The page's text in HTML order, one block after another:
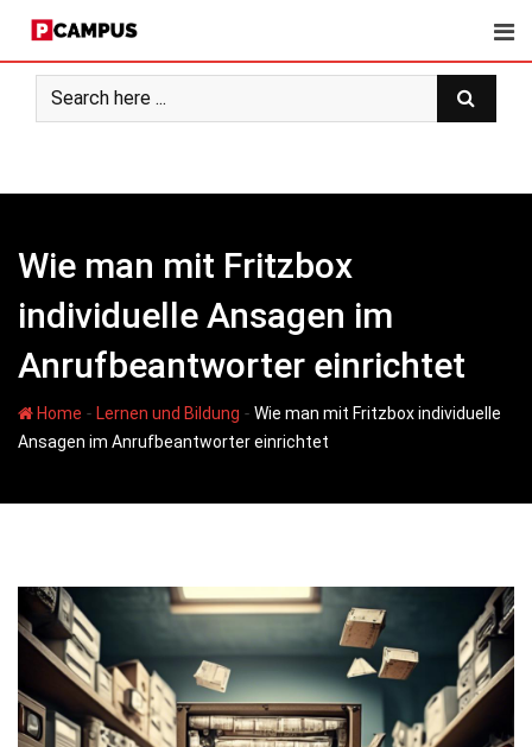
content
Wie man mit Fritzbox
individuelle Ansagen im
Anrufbeantworter einrichtet
Home - Lernen und Bildung - Wie man mit Fritzbox individuelle
Ansagen im Anrufbeantworter einrichtet